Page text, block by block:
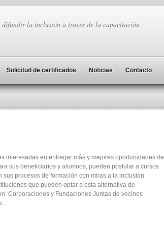
la inclusión a través de la capacitación
Solicitud de certificados Noticias Contacto
interesadas en entregar más y mejores oportunidades de
sus beneficiarios y alumnos, pueden postular a cursos
sus procesos de formación con miras a la inclusión
que pueden optar a esta alternativa de
Corporaciones y Fundaciones Juntas de vecinos